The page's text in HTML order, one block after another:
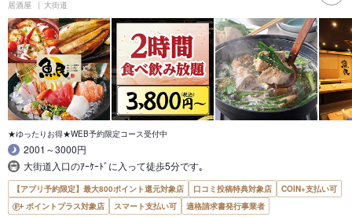
居酒屋 大街道
★ゆったりお得★WEB予約限定コース受付中
2001～3000円
大街道入口のｱｰｹｰﾄﾞに入って徒歩5分です｡
【アプリ予約限定】最大800ポイント還元対象店 口コミ投稿特典対象店
COIN+支払い可
ポイントプラス対象店
スマート支払い可 適格請求書発行事業者